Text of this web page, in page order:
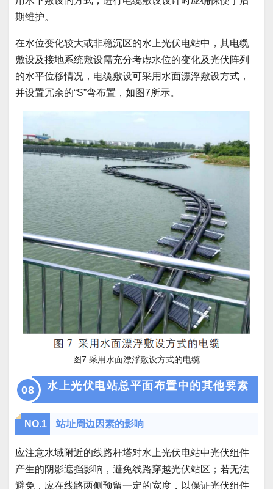
期维护。
在水位变化较大或非稳沉区的水上光伏电站中，其电缆
敷设及接地系统敷设需充分考虑水位的变化及光伏阵列
的水平位移情况，电缆敷设可采用水面漂浮敷设方式，
并设置冗余的“S”弯布置，如图7所示。
图7 采用水面漂浮敷设方式的电缆
08 水上光伏电站总平面布置中的其他要素
NO.1 站址周边因素的影响
应注意水域附近的线路杆塔对水上光伏电站中光伏组件
产生的阴影遮挡影响，避免线路穿越光伏站区；若无法
避免，应在线路两侧预留一定的宽度，以保证光伏组件